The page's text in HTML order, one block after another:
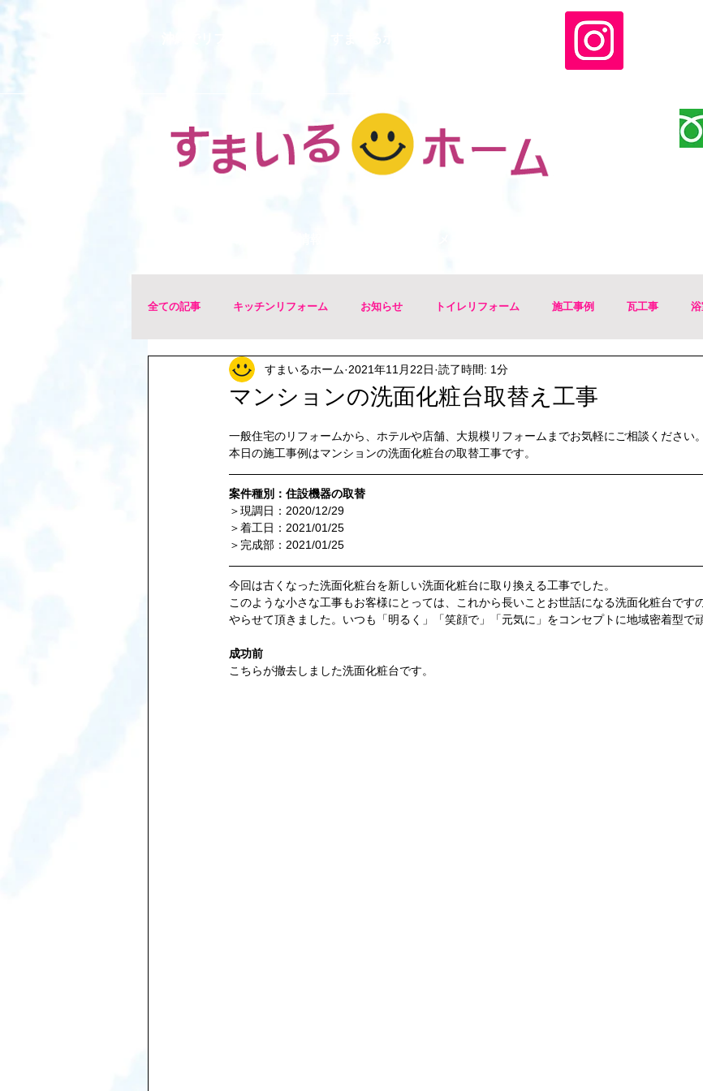
全ての記事 キッチンリフォーム お知らせ トイレリフォーム 施工事例 瓦工事
塗装リフォーム 店舗リフォーム 住設機器取替リフォーム
水周りのリフォーム お風呂のリフォーム 浴室リフォーム ボイラー交換 換気扇リフォ
洗面化粧台リフォーム キッチン・混合水栓取替工事
マンションの洗面化粧台取替え工事
すまいるホーム 2021年11月22日 読了時間: 1分
一般住宅のリフォームから、ホテルや店舗、大規模リフォームまでお気軽にご相談ください。
本日の施工事例はマンションの洗面化粧台の取替工事です。
案件種別：住設機器の取替
＞現調日：2020/12/29
＞着工日：2021/01/25
＞完成部：2021/01/25
今回は古くなった洗面化粧台を新しい洗面化粧台に取り換える工事でした。
このような小さな工事もお客様にとっては、これから長いことお世話になる洗面化粧台です
やらせて頂きました。いつも「明るく」「笑顔で」「元気に」をコンセプトに地域密着型で
成功前
こちらが撤去しました洗面化粧台です。